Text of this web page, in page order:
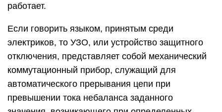
работает.
Если говорить языком, принятым среди
электриков, то УЗО, или устройство защитного
отключения, представляет собой механический
коммутационный прибор, служащий для
автоматического прерывания цепи при
превышении тока небаланса заданного